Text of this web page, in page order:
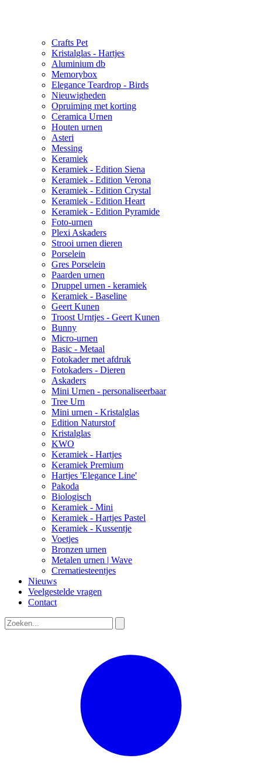
Crafts Pet
Kristalglas - Hartjes
Aluminium db
Memorybox
Elegance Teardrop - Birds
Nieuwigheden
Opruiming met korting
Ceramica Urnen
Houten urnen
Asteri
Messing
Keramiek
Keramiek - Edition Siena
Keramiek - Edition Verona
Keramiek - Edition Crystal
Keramiek - Edition Heart
Keramiek - Edition Pyramide
Foto-urnen
Plexi Askaders
Strooi urnen dieren
Porselein
Gres Porselein
Paarden urnen
Druppel urnen - keramiek
Keramiek - Baseline
Geert Kunen
Troost Urntjes - Geert Kunen
Bunny
Micro-urnen
Basic - Metaal
Fotokader met afdruk
Fotokaders - Dieren
Askaders
Mini Urnen - personaliseerbaar
Tree Urn
Mini urnen - Kristalglas
Edition Naturstof
Kristalglas
KWO
Keramiek - Hartjes
Keramiek Premium
Hartjes 'Elegance Line'
Pakoda
Biologisch
Keramiek - Mini
Keramiek - Hartjes Pastel
Keramiek - Kussentje
Voetjes
Bronzen urnen
Metalen urnen | Wave
Crematiesteentjes
Nieuws
Veelgestelde vragen
Contact